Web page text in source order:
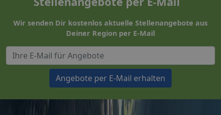
Wir senden Dir kostenlos aktuelle Stellenangebote aus
Deiner Region per E-Mail
Angebote per E-Mail erhalten